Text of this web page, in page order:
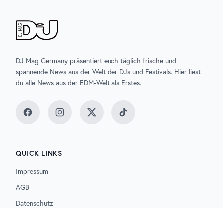
DJ Mag Germany präsentiert euch täglich frische und
spannende News aus der Welt der DJs und Festivals. Hier liest
du alle News aus der EDM-Welt als Erstes.
FacebookInstagramTwitter TikTok
QUICK LINKS
Impressum
AGB
Datenschutz